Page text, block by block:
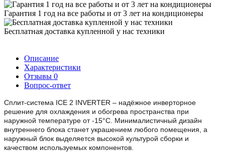
Гарантия 1 год на все работы и от 3 лет на кондиционеры
Бесплатная доставка купленной у нас техники
Описание
Характеристики
Отзывы 0
Вопрос-ответ
Сплит-система ICE 2 INVERTER – надёжное инверторное
решение для охлаждения и обогрева пространства при
наружной температуре от -15°С. Минималистичный дизайн
внутреннего блока станет украшением любого помещения, а
наружный блок выделяется высокой культурой сборки и
качеством используемых компонентов.